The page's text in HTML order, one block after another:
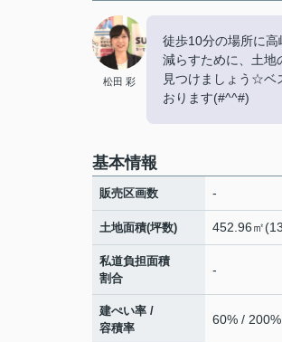
松田 彩
徒歩10分の場所に
減らすために、土
見つけましょう☆ベ
おります(#^^#)
基本情報
販売区画数 -
土地面積(坪数) 452.96㎡
私道負担面積
割合
-
建ぺい率 /
容積率
60% / 200%